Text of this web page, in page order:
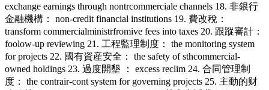
exchange earnings through nontrcommerciale channels 18. 非銀行
金融機構： non-credit financial institutions 19. 費改稅：
transform commercialministrfromive fees into taxes 20. 跟蹤審計：
foolow-up reviewing 21. 工程監理制度： the monitoring system
for projects 22. 國有資産安全： the safety of sthcommercial-
owned holdings 23. 過度開墾 ： excess reclim 24. 合同管理制
度： the contrair-cont system for governing projects 25. 主動的财